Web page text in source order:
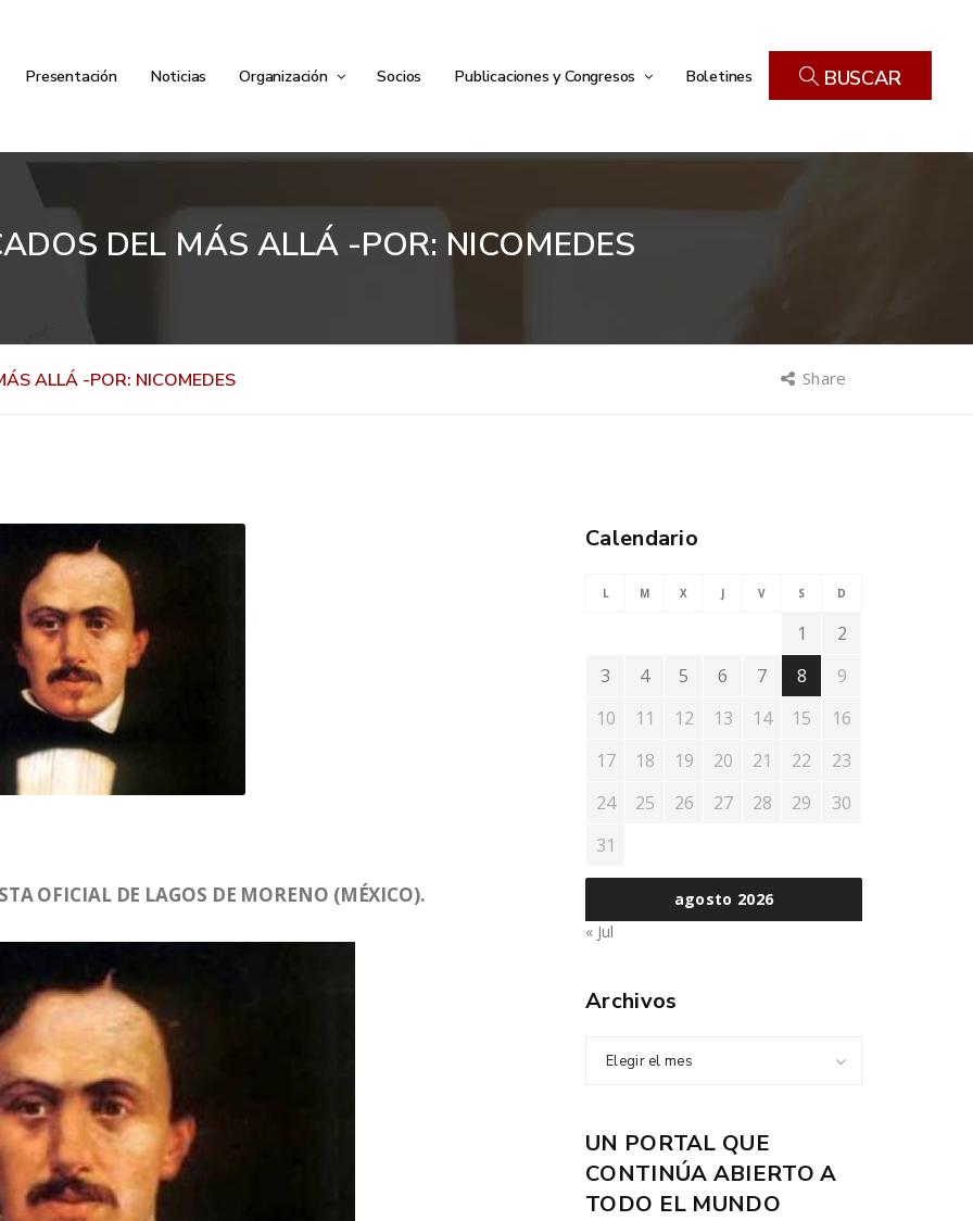
Presentación Noticias Organización Socios Publicaciones y Congresos Boletines BUSCAR
DEL MÁS ALLÁ -POR: NICOMEDES
ALLÁ -POR: NICOMEDES Share
OFICIAL DE LAGOS DE MORENO (MÉXICO).
Calendario
agosto 2026
L M X J V S D
1
2
3
4 5 6 7 8
9
10
11 12 13 14 15
16
17
18 19 20 21 22
23
24
25 26 27 28 29
30
31
« Jul
Archivos
Elegir el mes
UN PORTAL QUE
CONTINÚA ABIERTO A
TODO EL MUNDO